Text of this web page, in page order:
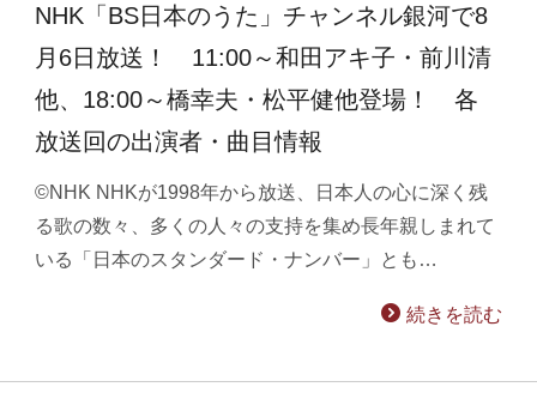
NHK「BS日本のうた」チャンネル銀河で8
月6日放送！ 11:00～和田アキ子・前川清
他、18:00～橋幸夫・松平健他登場！ 各
放送回の出演者・曲目情報
©NHK NHKが1998年から放送、日本人の心に深く残
る歌の数々、多くの人々の支持を集め長年親しまれて
いる「日本のスタンダード・ナンバー」とも…
続きを読む